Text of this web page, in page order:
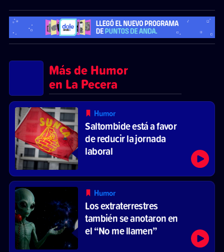
Más de Humor
en La Pecera
Humor
Saltombide está a favor
de reducir la jornada
laboral
Humor
Los extraterrestres
también se anotaron en
el “No me llamen”